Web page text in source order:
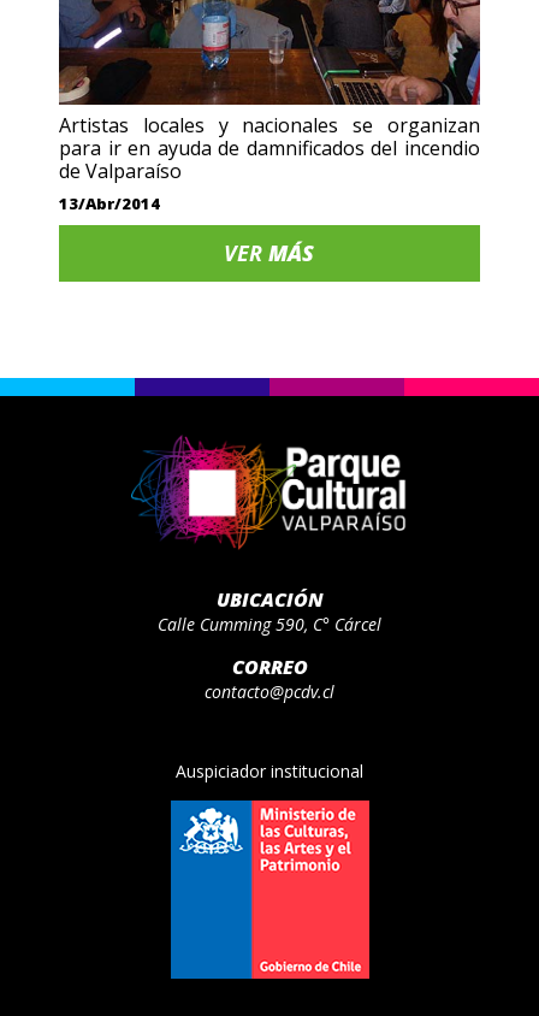
Artistas locales y nacionales se organizan
para ir en ayuda de damnificados del incendio
de Valparaíso
13/Abr/2014
VERMÁS
UBICACIÓN
Calle Cumming 590, C° Cárcel
CORREO
contacto@pcdv.cl
Auspiciador institucional